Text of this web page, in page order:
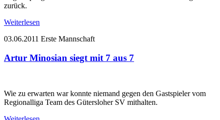
zurück.
Weiterlesen
03.06.2011 Erste Mannschaft
Artur Minosian siegt mit 7 aus 7
Wie zu erwarten war konnte niemand gegen den Gastspieler vom
Regionalliga Team des Gütersloher SV mithalten.